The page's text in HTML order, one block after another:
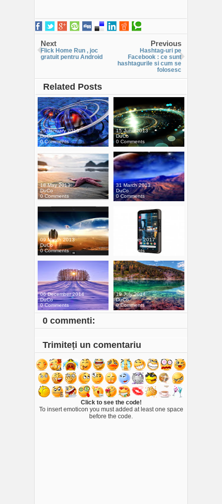
Next
Flick Home Run , joc
gratuit pentru Android
Previous
Hashtag-uri pe
Facebook : ce sunt
hashtagurile si cum se
folosesc
Related Posts
25 January 2015
DuCo
0 Comments
15 June 2013
DuCo
0 Comments
18 May 2013
DuCo
0 Comments
31 March 2013
DuCo
0 Comments
09 March 2013
DuCo
0 Comments
03 October 2017
0 Comments
06 December 2014
DuCo
0 Comments
19 July 2014
DuCo
0 Comments
0 commenti:
Trimiteți un comentariu
Click to see the code!
To insert emoticon you must added at least one space
before the code.